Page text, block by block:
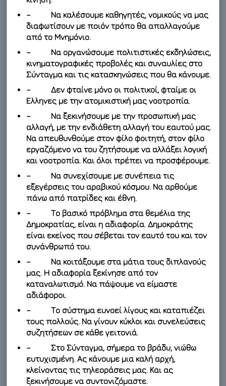
– Να καλέσουμε καθηγητές, νομικούς να μας
διαφωτίσουν με ποιόν τρόπο θα απαλλαγούμε
από το Μνημόνιο.
– Να οργανώσουμε πολιτιστικές εκδηλώσεις,
κινηματογραφικές προβολές και συναυλίες στο
Σύνταγμα και τις κατασκηνώσεις που θα κάνουμε.
– Δεν φταίνε μόνο οι πολιτικοί, φταίμε οι
Ελληνες με την ατομικιστική μας νοοτροπία.
– Να ξεκινήσουμε με την προσωπική μας
αλλαγή, με την ενδιάθετη αλλαγή του εαυτού μας.
Να απευθυνθούμε στον φίλο φοιτητή, στον φίλο
εργαζόμενο να του ζητήσουμε να αλλάξει λογική
και νοοτροπία. Και όλοι πρέπει να προσφέρουμε.
– Να συνεχίσουμε με συνέπεια τις
εξεγέρσεις του αραβικού κόσμου. Να αρθούμε
πάνω από πατρίδες και έθνη.
– Το βασικό πρόβλημα στα θεμέλια της
Δημοκρατίας, είναι η αδιαφορία. Δημοκράτης
είναι εκείνος που σέβεται τον εαυτό του και τον
συνάνθρωπό του.
– Να κοιτάξουμε στα μάτια τους διπλανούς
μας. Η αδιαφορία ξεκίνησε από τον
καταναλωτισμό. Να πάψουμε να είμαστε
αδιάφοροι.
– Το σύστημα ευνοεί λίγους και καταπιέζει
τους πολλούς. Να γίνουν κύκλοι και συνελεύσεις
συζητήσεων σε κάθε γειτονιά.
– Στο Σύνταγμα, σήμερα το βράδυ, νιώθω
ευτυχισμένη. Ας κάνουμε μια καλή αρχή,
κλείνοντας τις τηλεοράσεις μας. Και ας
ξεκινήσουμε να συντονιζόμαστε.